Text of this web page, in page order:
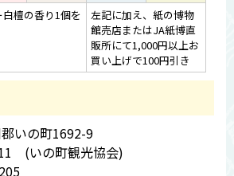
檀の香り1個を
左記に加え、紙の博物
館売店またはJA紙博直
販所にて1,000円以上お
買い上げで100円引き
いの町1692-9
(いの町観光協会)